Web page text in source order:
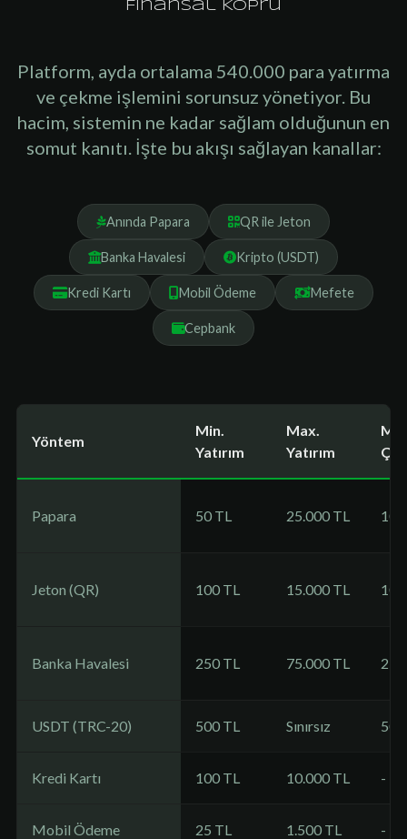
Finansal Köprü
Platform, ayda ortalama 540.000 para yatırma
ve çekme işlemini sorunsuz yönetiyor. Bu
hacim, sistemin ne kadar sağlam olduğunun en
somut kanıtı. İşte bu akışı sağlayan kanallar:
Anında Papara QR ile Jeton
Banka Havalesi Kripto (USDT)
Kredi Kartı Mobil Ödeme Mefete
Cepbank
Yöntem
Min.
Yatırım
Max.
Yatırım
Papara 50 TL 25.000 TL
Jeton (QR) 100 TL 15.000 TL
Banka Havalesi 250 TL 75.000 TL
USDT (TRC-20) 500 TL Sınırsız
Kredi Kartı 100 TL 10.000 TL -
Mobil Ödeme 25 TL 1.500 TL -